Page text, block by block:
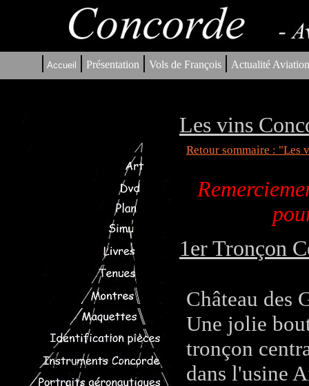
| Accueil | Présentation | Vols de François | Actualité
Les vins
Retour sommaire : "Les
1er Tronçon
Château des
Une jolie
tronçon
dans l'usine